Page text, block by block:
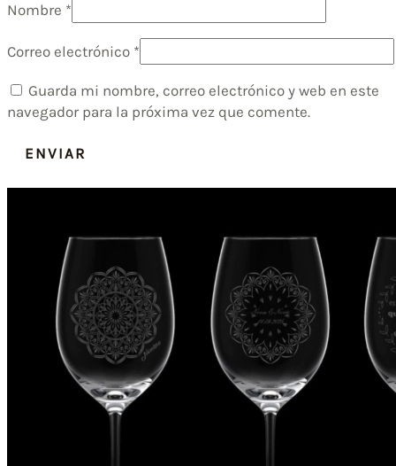
Nombre *
Correo electrónico *
Guarda mi nombre, correo electrónico y web en este
navegador para la próxima vez que comente.